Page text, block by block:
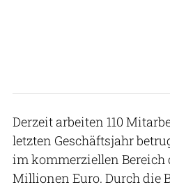
Derzeit arbeiten 110
letzten Geschäftsjahr
im kommerziellen Bereich
Millionen Euro. Durch die